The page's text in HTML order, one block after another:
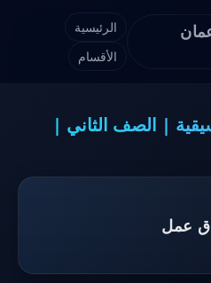
الرئيسية
الأقسام
| الصف الثاني |
عمل